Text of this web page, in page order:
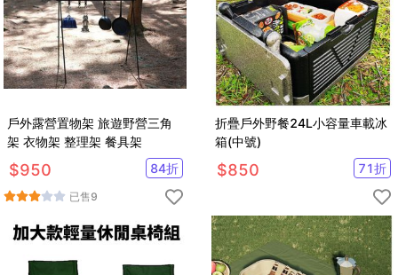
戶外露營置物架 旅遊野營三角
架 衣物架 整理架 餐具架
$950 84折
已售9
折疊戶外野餐24L小容量車載冰
箱(中號)
$850 71折